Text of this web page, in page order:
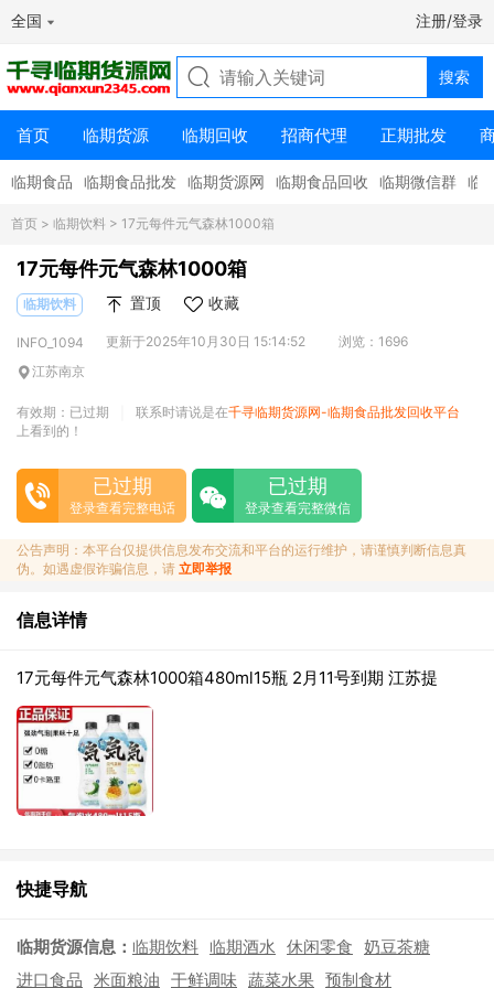
全国 注册/登录
首页 临期货源 临期回收 招商代理 正期批发
临期食品 临期食品批发 临期货源网 临期食品回收 临期微信群 临
首页 > 临期饮料 > 17元每件元气森林1000箱
17元每件元气森林1000箱
临期饮料 置顶 收藏
INFO_1094 更新于2025年10月30日 15:14:52
浏览：1696
江苏南京
有效期：已过期 联系时请说是在千寻临期货源网-临期食品批发回收平台
上看到的！
已过期
登录查看完整电话
已过期
登录查看完整微信
公告声明：本平台仅提供信息发布交流和平台的运行维护，请谨慎判断信息真
伪。如遇虚假诈骗信息，请 立即举报
信息详情
17元每件元气森林1000箱480ml15瓶 2月11号到期 江苏提
快捷导航
临期货源信息： 临期饮料 临期酒水 休闲零食 奶豆茶糖
进口食品 米面粮油 干鲜调味 蔬菜水果 预制食材